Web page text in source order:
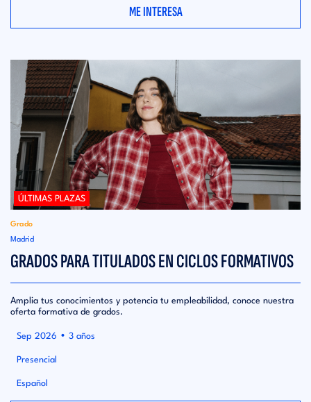
ME INTERESA
ÚLTIMAS PLAZAS
Grado
Madrid
GRADOS PARA TITULADOS EN CICLOS FORMATIVOS
Amplia tus conocimientos y potencia tu empleabilidad, conoce nuestra
oferta formativa de grados.
Sep 2026 • 3 años
Presencial
Español